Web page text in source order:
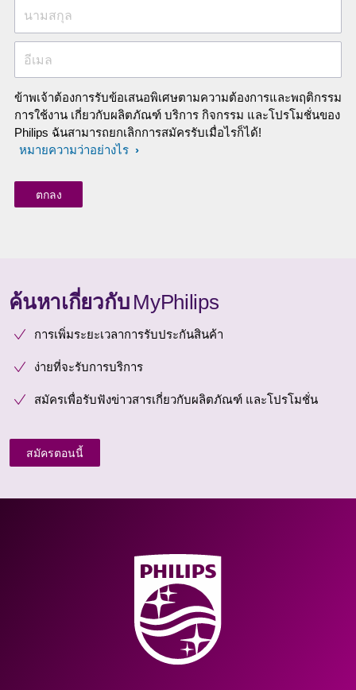
นามสกุล
อีเมล
ข้าพเจ้าต้องการรับข้อเสนอพิเศษตามความต้องการและพฤติกรรม
การใช้งาน เกี่ยวกับผลิตภัณฑ์ บริการ กิจกรรม และโปรโมชั่นของ
Philips ฉันสามารถยกเลิกการสมัครรับเมื่อไรก็ได้!
หมายความว่าอย่างไร
ค้นหาเกี่ยวกับ MyPhilips
การเพิ่มระยะเวลาการรับประกันสินค้า
ง่ายที่จะรับการบริการ
สมัครเพื่อรับฟังข่าวสารเกี่ยวกับผลิตภัณฑ์ และโปรโมชั่น
สมัครตอนนี้